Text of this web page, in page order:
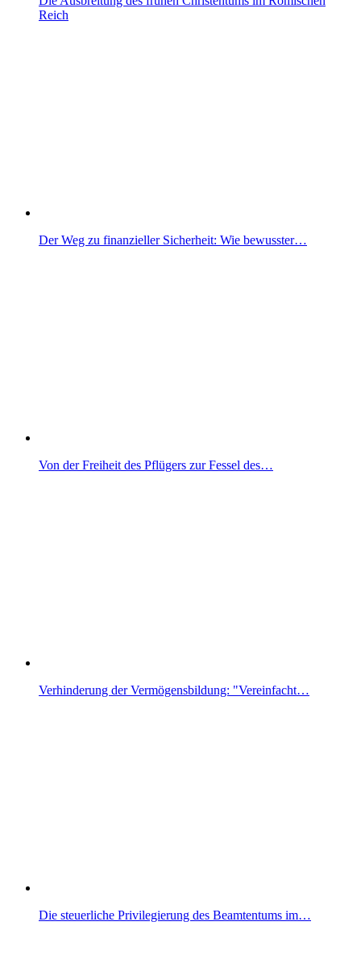
Reich
Der Weg zu finanzieller Sicherheit: Wie bewusster…
Von der Freiheit des Pflügers zur Fessel des…
Verhinderung der Vermögensbildung: "Vereinfacht…
Die steuerliche Privilegierung des Beamtentums im…